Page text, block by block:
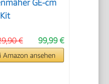
GE-cm
99,99 €
€
Amazon ansehen